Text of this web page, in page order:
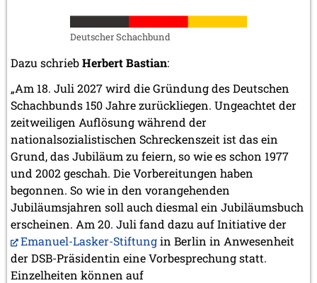
Oktober 2006 (5 Einträge)
September 2006 (1 Eintrag)
August 2006 (3 Einträge)
Juli 2006 (1 Eintrag)
Juni 2006 (3 Einträge)
Mai 2006 (1 Eintrag)
April 2006 (2 Einträge)
März 2006 (3 Einträge)
Februar 2006 (2 Einträge)
Januar 2006 (1 Eintrag)
2005
Dezember 2005 (2 Einträge)
September 2005 (3 Einträge)
August 2005 (1 Eintrag)
Juni 2005 (1 Eintrag)
Mai 2005 (1 Eintrag)
April 2005 (1 Eintrag)
Deutscher Schachbund
Dazu schriebHerbert Bastian:
„Am 18. Juli 2027 wird die Gründung des Deutschen
Schachbunds 150 Jahre zurückliegen. Ungeachtet der
zeitweiligen Auflösung während der
nationalsozialistischen Schreckenszeit ist das ein
Grund, das Jubiläum zu feiern, so wie es schon 1977
und 2002 geschah. Die Vorbereitungen haben
begonnen. So wie in den vorangehenden
Jubiläumsjahren soll auch diesmal ein Jubiläumsbuch
erscheinen. Am 20. Juli fand dazu auf Initiative der
Emanuel-Lasker-Stiftungin Berlin in Anwesenheit
der DSB-Präsidentin eine Vorbesprechung statt.
Einzelheiten können auf